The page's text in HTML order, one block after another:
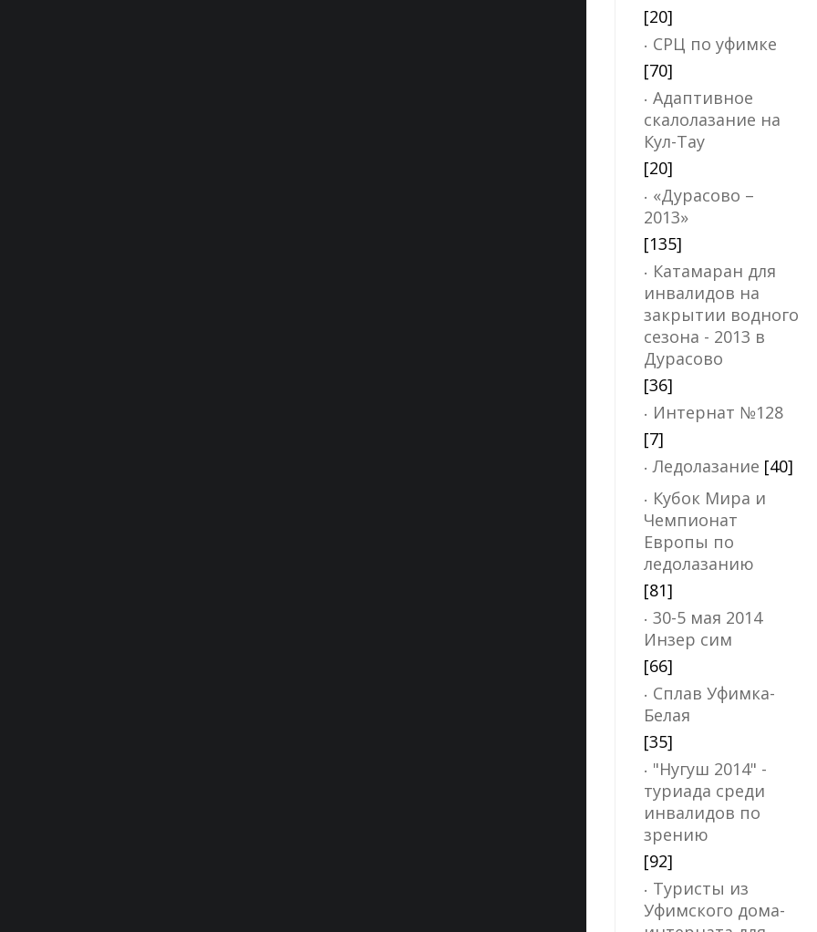
[20]
СРЦ по уфимке
[70]
Адаптивное
скалолазание на
Кул-Тау
[20]
«Дурасово –
2013»
[135]
Катамаран для
инвалидов на
закрытии водного
сезона - 2013 в
Дурасово
[36]
Интернат №128
[7]
Ледолазание [40]
Кубок Мира и
Чемпионат
Европы по
ледолазанию
[81]
30-5 мая 2014
Инзер сим
[66]
Сплав Уфимка-
Белая
[35]
"Нугуш 2014" -
туриада среди
инвалидов по
зрению
[92]
Туристы из
Уфимского дома-